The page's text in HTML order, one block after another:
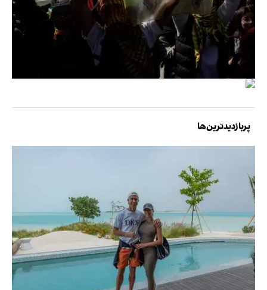
پربازدیدترین‌ها